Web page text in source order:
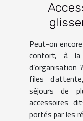
Peut-on
confort, à la
d’organisation
files
séjours de
accessoires
portés par les